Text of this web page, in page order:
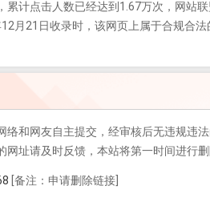
计点击人数已经达到1.67万次， 网站
月21日收录时，该网页上属于合规合
络和网友自主提交，经审核后无违规违
址请及时反馈，本站将第一时间进行删
[备注：申请删除链接]